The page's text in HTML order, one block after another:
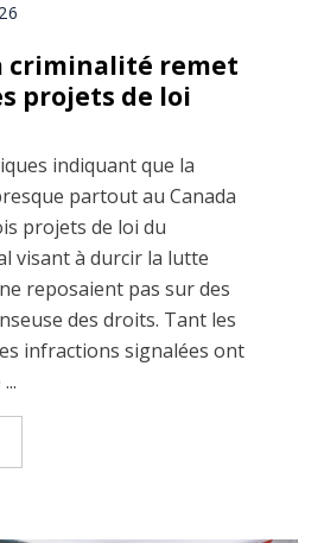
criminalité remet
projets de loi
indiquant que la
partout au Canada
projets de loi du
visant à durcir la lutte
reposaient pas sur des
des droits. Tant les
infractions signalées ont